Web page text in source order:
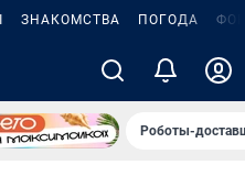
ЗНАКОМСТВА ПОГОДА
Роботы-